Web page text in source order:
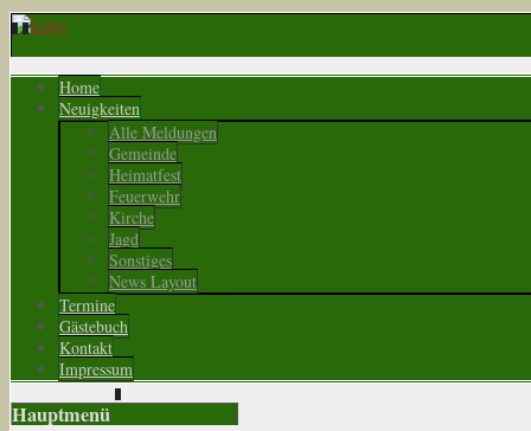
Home
Neuigkeiten
Alle Meldungen
Gemeinde
Heimatfest
Feuerwehr
Kirche
Jagd
Sonstiges
News Layout
Termine
Gästebuch
Kontakt
Impressum
Hauptmenü